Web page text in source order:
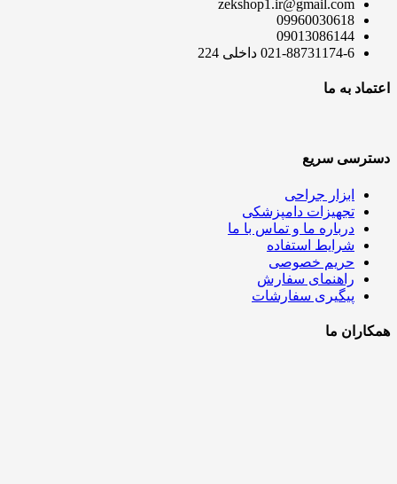
zekshop1.ir@gmail.com
09960030618
09013086144
021-88731174-6 داخلی 224
اعتماد به ما
دسترسی سریع
ابزار جراحی
تجهیزات دامپزشکی
درباره ما و تماس با ما
شرایط استفاده
حریم خصوصی
راهنمای سفارش
پیگیری سفارشات
همکاران ما